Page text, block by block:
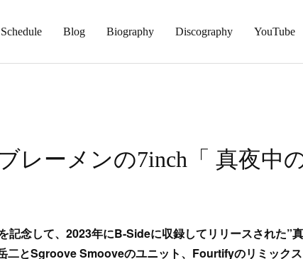
Schedule Blog Biography Discography YouTube
レーメンの7inch「 真夜中
記念して、2023年にB-Sideに収録してリリースされた”
二とSgroove Smooveのユニット、Fourtifyのリミック